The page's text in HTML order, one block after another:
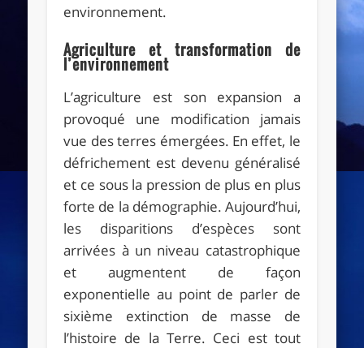
environnement.
Agriculture et transformation de
l’environnement
L’agriculture est son expansion a
provoqué une modification jamais
vue des terres émergées. En effet, le
défrichement est devenu généralisé
et ce sous la pression de plus en plus
forte de la démographie. Aujourd’hui,
les disparitions d’espèces sont
arrivées à un niveau catastrophique
et augmentent de façon
exponentielle au point de parler de
sixième extinction de masse de
l’histoire de la Terre. Ceci est tout